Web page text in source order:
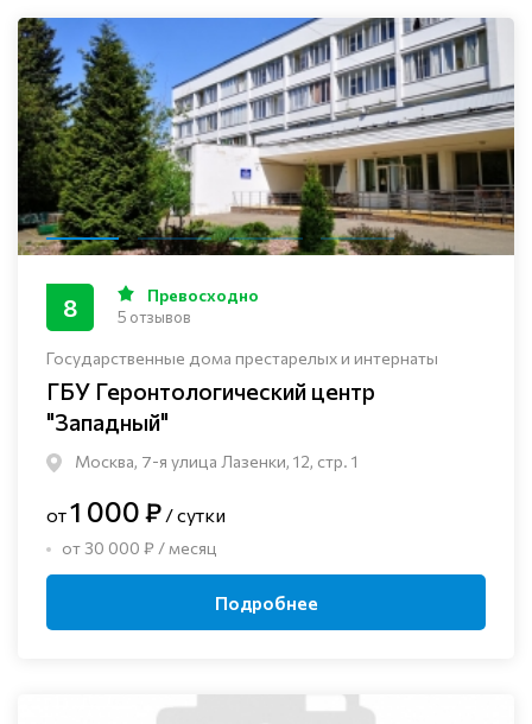
Государственные дома престарелых и интернаты
ГБУ Геронтологический центр
"Западный"
Москва, 7-я улица Лазенки, 12, стр. 1
8 Превосходно
5 отзывов
от1 000 ₽ / сутки
от 30 000 ₽ / месяц
Подробнее